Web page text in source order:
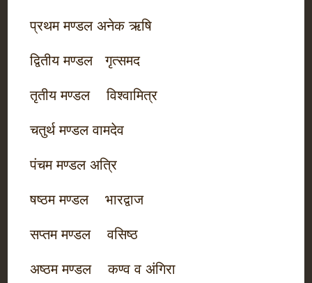
प्रथम मण्डल अनेक ऋषि
द्वितीय मण्डल गृत्समद
तृतीय मण्डल विश्वामित्र
चतुर्थ मण्डल वामदेव
पंचम मण्डल अत्रि
षष्ठम मण्डल भारद्वाज
सप्तम मण्डल वसिष्ठ
अष्ठम मण्डल कण्व व अंगिरा